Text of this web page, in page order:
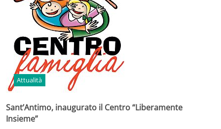
Attualità
Sant’Antimo, inaugurato il Centro “Liberamente
Insieme”